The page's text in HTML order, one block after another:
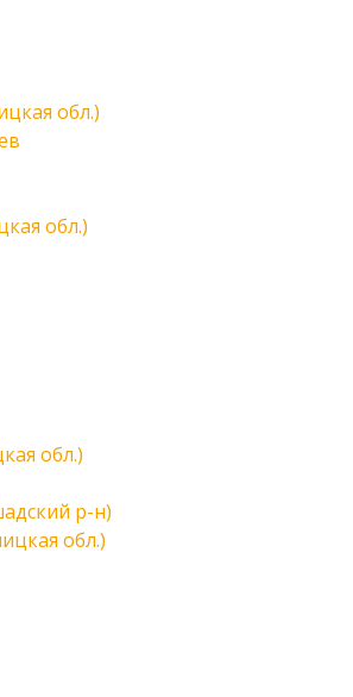
обл.)
обл.)
обл.)
р-н)
обл.)